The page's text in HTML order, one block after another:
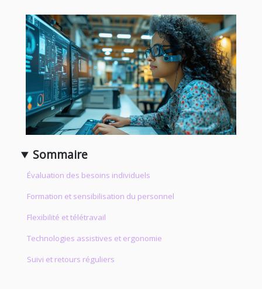
Sommaire
Évaluation des besoins individuels
Formation et sensibilisation du personnel
Flexibilité et télétravail
Technologies assistives et ergonomie
Suivi et retours réguliers